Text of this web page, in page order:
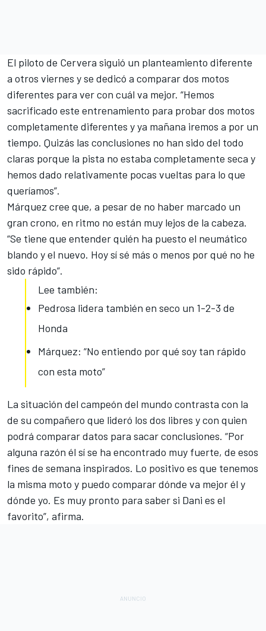
El piloto de Cervera siguió un planteamiento diferente
a otros viernes y se dedicó a comparar dos motos
diferentes para ver con cuál va mejor. “Hemos
sacrificado este entrenamiento para probar dos motos
completamente diferentes y ya mañana iremos a por un
tiempo. Quizás las conclusiones no han sido del todo
claras porque la pista no estaba completamente seca y
hemos dado relativamente pocas vueltas para lo que
queríamos”.
Márquez cree que, a pesar de no haber marcado un
gran crono, en ritmo no están muy lejos de la cabeza.
“Se tiene que entender quién ha puesto el neumático
blando y el nuevo. Hoy sí sé más o menos por qué no he
sido rápido”.
Lee también:
Pedrosa lidera también en seco un 1-2-3 de
Honda
Márquez: “No entiendo por qué soy tan rápido
con esta moto”
La situación del campeón del mundo contrasta con la
de su compañero que lideró los dos libres y con quien
podrá comparar datos para sacar conclusiones. “Por
alguna razón él sí se ha encontrado muy fuerte, de esos
fines de semana inspirados. Lo positivo es que tenemos
la misma moto y puedo comparar dónde va mejor él y
dónde yo. Es muy pronto para saber si Dani es el
favorito”, afirma.